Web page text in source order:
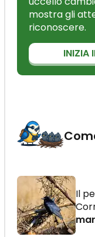
mostra gli
riconoscere.
INIZIA
Il